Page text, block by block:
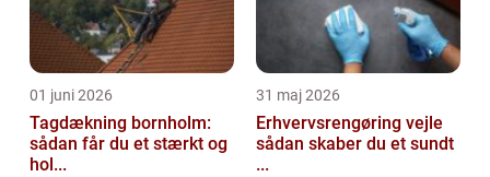
01 juni 2026
Tagdækning bornholm:
sådan får du et stærkt og
hol...
31 maj 2026
Erhvervsrengøring vejle
sådan skaber du et sundt
...